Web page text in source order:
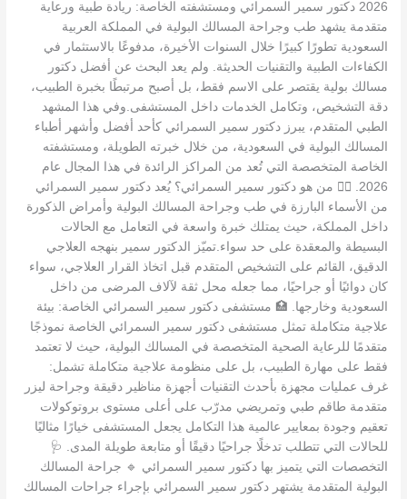
2026 دكتور سمير السمرائي ومستشفته الخاصة: ريادة طبية ورعاية
متقدمة يشهد طب وجراحة المسالك البولية في المملكة العربية
السعودية تطورًا كبيرًا خلال السنوات الأخيرة، مدفوعًا بالاستثمار في
الكفاءات الطبية والتقنيات الحديثة. ولم يعد البحث عن أفضل دكتور
مسالك بولية يقتصر على الاسم فقط، بل أصبح مرتبطًا بخبرة الطبيب،
دقة التشخيص، وتكامل الخدمات داخل المستشفى.وفي هذا المشهد
الطبي المتقدم، يبرز دكتور سمير السمرائي كأحد أفضل وأشهر أطباء
المسالك البولية في السعودية، من خلال خبرته الطويلة، ومستشفته
الخاصة المتخصصة التي تُعد من المراكز الرائدة في هذا المجال عام
2026. 👨‍⚕️ من هو دكتور سمير السمرائي؟ يُعد دكتور سمير السمرائي
من الأسماء البارزة في طب وجراحة المسالك البولية وأمراض الذكورة
داخل المملكة، حيث يمتلك خبرة واسعة في التعامل مع الحالات
البسيطة والمعقدة على حد سواء.تميّز الدكتور سمير بنهجه العلاجي
الدقيق، القائم على التشخيص المتقدم قبل اتخاذ القرار العلاجي، سواء
كان دوائيًا أو جراحيًا، مما جعله محل ثقة لآلاف المرضى من داخل
السعودية وخارجها. 🏥 مستشفى دكتور سمير السمرائي الخاصة: بيئة
علاجية متكاملة تمثل مستشفى دكتور سمير السمرائي الخاصة نموذجًا
متقدمًا للرعاية الصحية المتخصصة في المسالك البولية، حيث لا تعتمد
فقط على مهارة الطبيب، بل على منظومة علاجية متكاملة تشمل:
غرف عمليات مجهزة بأحدث التقنيات أجهزة مناظير دقيقة وجراحة ليزر
متقدمة طاقم طبي وتمريضي مدرّب على أعلى مستوى بروتوكولات
تعقيم وجودة بمعايير عالمية هذا التكامل يجعل المستشفى خيارًا مثاليًا
للحالات التي تتطلب تدخلًا جراحيًا دقيقًا أو متابعة طويلة المدى. 🩺
التخصصات التي يتميز بها دكتور سمير السمرائي 🔹 جراحة المسالك
البولية المتقدمة يشتهر دكتور سمير السمرائي بإجراء جراحات المسالك